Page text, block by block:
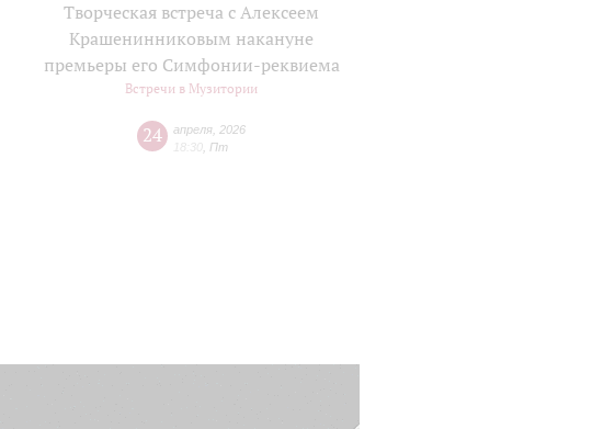
Творческая встреча с Алексеем
Крашенинниковым накануне
премьеры его Симфонии-реквиема
Встречи в Музитории
24 апреля 2026
18:30 Пт